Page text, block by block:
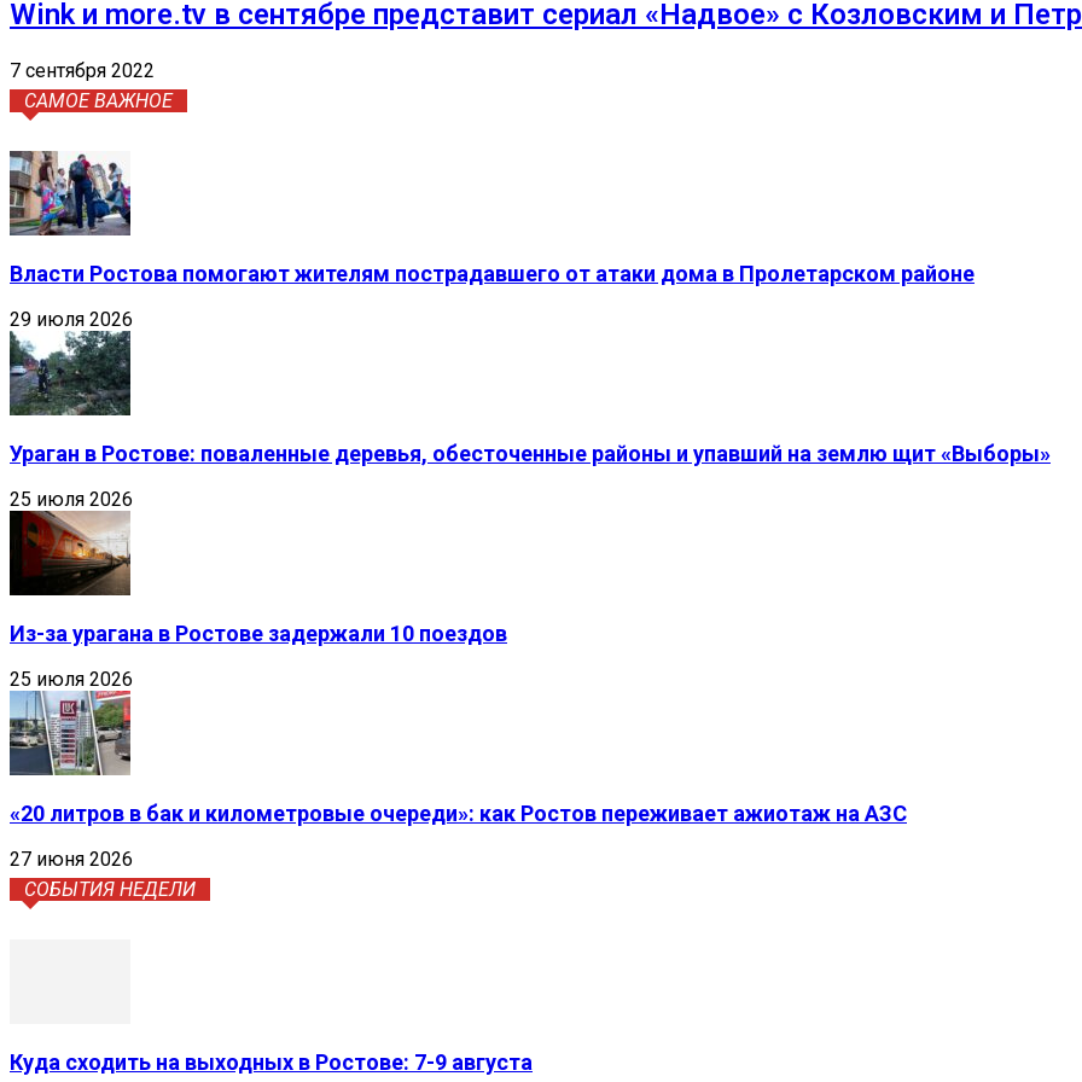
Wink и more.tv в сентябре представит сериал «Надвое» с Козловским и
7 сентября 2022
САМОЕ ВАЖНОЕ
Власти Ростова помогают жителям пострадавшего от атаки дома в Пролетарском районе
29 июля 2026
Ураган в Ростове: поваленные деревья, обесточенные районы и упавший на землю щит «Выборы»
25 июля 2026
Из-за урагана в Ростове задержали 10 поездов
25 июля 2026
«20 литров в бак и километровые очереди»: как Ростов переживает ажиотаж на АЗС
27 июня 2026
СОБЫТИЯ НЕДЕЛИ
Куда сходить на выходных в Ростове: 7-9 августа